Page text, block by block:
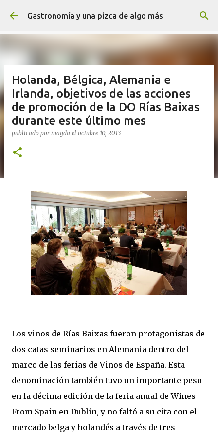
Ir al contenido principal
Gastronomía y una pizca de algo más
Holanda, Bélgica, Alemania e
Irlanda, objetivos de las acciones
de promoción de la DO Rías Baixas
durante este último mes
publicado por magda el octubre 10, 2013
Los vinos de Rías Baixas fueron protagonistas de
dos catas seminarios en Alemania dentro del
marco de las ferias de Vinos de España. Esta
denominación también tuvo un importante peso
en la décima edición de la feria anual de Wines
From Spain en Dublín, y no faltó a su cita con el
mercado belga y holandés a través de tres